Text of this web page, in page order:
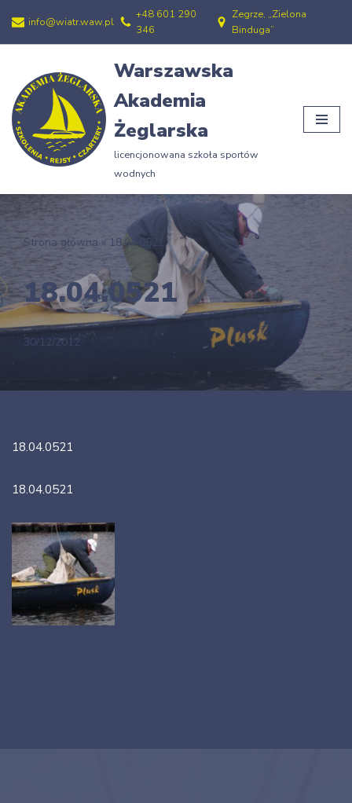
Przejdź
treści
info@wiatr.waw.pl
+48 601 290
346
Zegrze, „Zielona
Binduga”
Warszawska
Akademia
Żeglarska
licencjonowana szkoła sportów
wodnych
Strona główna » 18.04.0521
18.04.0521
30/12/2012
18.04.0521
18.04.0521